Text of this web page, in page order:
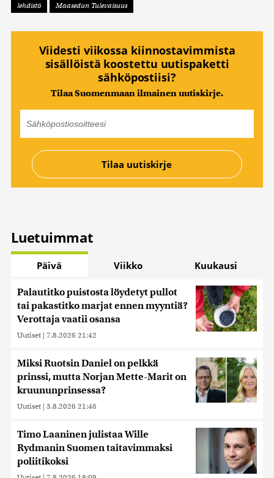
lehdistö Maasedun Tulevaisuus
Viidesti viikossa kiinnostavimmista
sisällöistä koostettu uutispaketti
sähköpostiisi?
Tilaa Suomenmaan ilmainen uutiskirje.
Luetuimmat
Päivä Viikko Kuukausi
Palautitko puistosta löydetyt pullot
tai pakastitko marjat ennen myyntiä?
Verottaja vaatii osansa
Uutiset | 7.8.2026 21:42
Miksi Ruotsin Daniel on pelkkä
prinssi, mutta Norjan Mette-Marit on
kruununprinsessa?
Uutiset | 3.8.2026 21:46
Timo Laaninen julistaa Wille
Rydmanin Suomen taitavimmaksi
poliitikoksi